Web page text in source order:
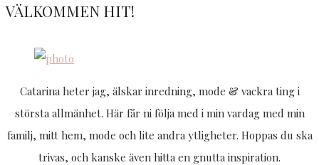
VÄLKOMMEN HIT!
Catarina heter jag, älskar inredning, mode & vackra ting i
största allmänhet. Här får ni följa med i min vardag med min
familj, mitt hem, mode och lite andra ytligheter. Hoppas du ska
trivas, och kanske även hitta en gnutta inspiration.